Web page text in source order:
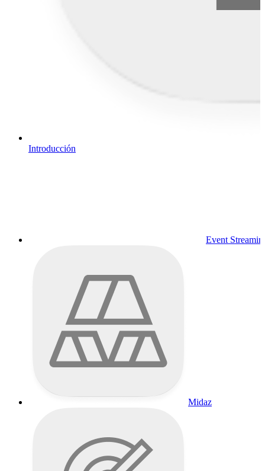
Introducción
Event
Midaz